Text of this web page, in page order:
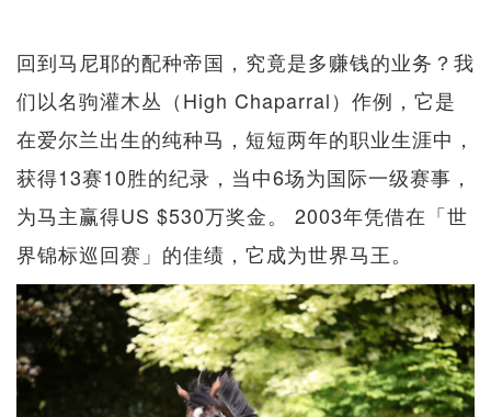
回到马尼耶的配种帝国，究竟是多赚钱的业务？我
们以名驹灌木丛（High Chaparral）作例，它是
在爱尔兰出生的纯种马，短短两年的职业生涯中，
获得13赛10胜的纪录，当中6场为国际一级赛事，
为马主赢得US $530万奖金。 2003年凭借在「世
界锦标巡回赛」的佳绩，它成为世界马王。